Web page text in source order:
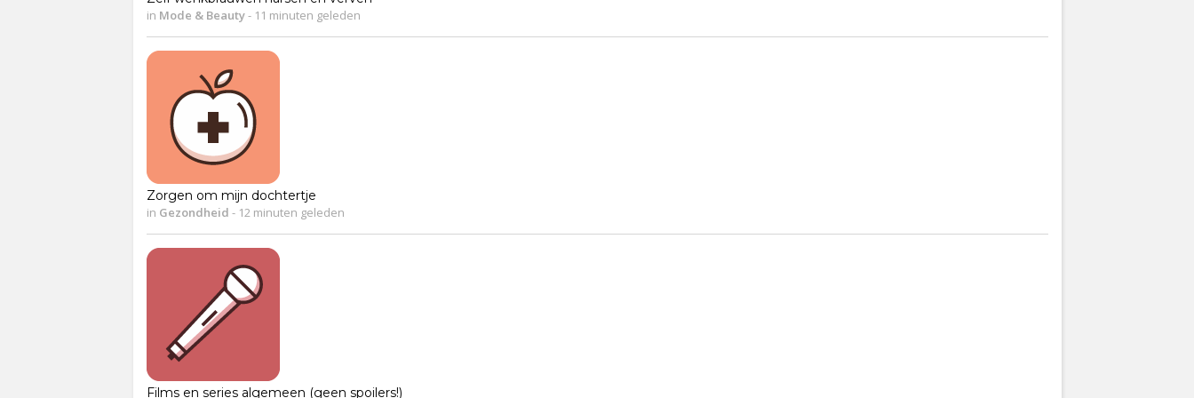
in Mode & Beauty-11 minuten geleden
Zorgen om mijn dochtertje
in Gezondheid -12 minuten geleden
Films en series algemeen (geen spoilers!)